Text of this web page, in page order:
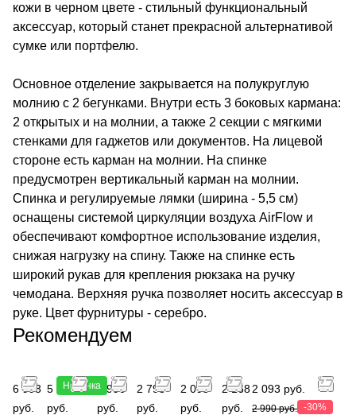
кожи в черном цвете - стильный функциональный
аксессуар, который станет прекрасной альтернативой
сумке или портфелю.
Основное отделение закрывается на полукруглую
молнию с 2 бегунками. Внутри есть 3 боковых кармана:
2 открытых и на молнии, а также 2 секции с мягкими
стенками для гаджетов или документов. На лицевой
стороне есть карман на молнии. На спинке
предусмотрен вертикальный карман на молнии.
Спинка и регулируемые лямки (ширина - 5,5 см)
оснащены системой циркуляции воздуха AirFlow и
обеспечивают комфортное использование изделия,
снижая нагрузку на спину. Также на спинке есть
широкий рукав для крепления рюкзака на ручку
чемодана. Верхняя ручка позволяет носить аксессуар в
руке. Цвет фурнитуры - серебро.
Рекомендуем
6 993
руб.
Новинка
5 990
руб.
2 990
руб.
2 793
руб.
2 093
руб.
2 168
руб.
2 093 руб.
2 990 руб. -30%